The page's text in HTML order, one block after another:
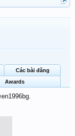
Các bài đăng
Awards